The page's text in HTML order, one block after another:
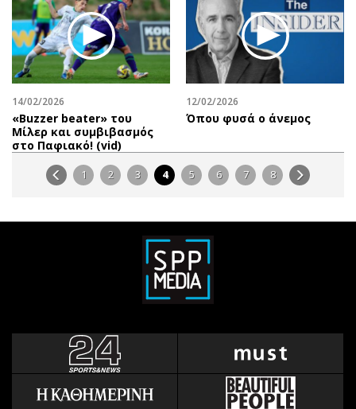
14/02/2026
«Βuzzer beater» του
Μίλερ και συμβιβασμός
στο Παφιακό! (vid)
12/02/2026
Όπου φυσά ο άνεμος
1 2 3 4 5 6 7 8